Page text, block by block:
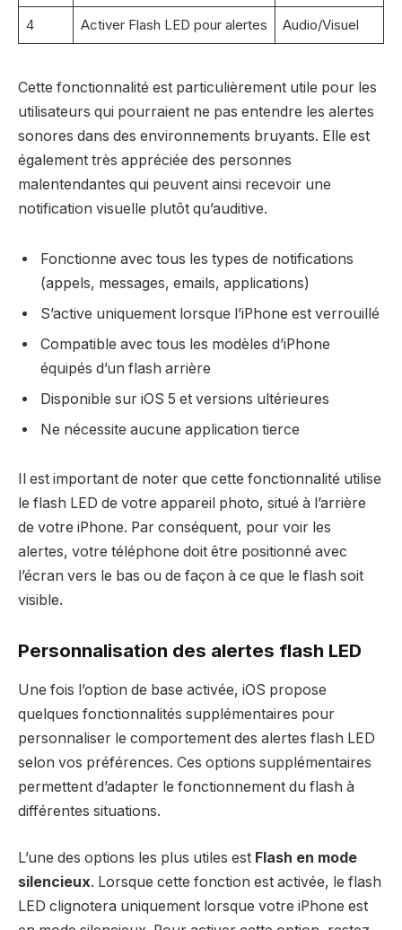
4 Activer Flash LED pour alertes Audio/Visuel
Cette fonctionnalité est particulièrement utile pour les
utilisateurs qui pourraient ne pas entendre les alertes
sonores dans des environnements bruyants. Elle est
également très appréciée des personnes
malentendantes qui peuvent ainsi recevoir une
notification visuelle plutôt qu’auditive.
Fonctionne avec tous les types de notifications
(appels, messages, emails, applications)
S’active uniquement lorsque l’iPhone est verrouillé
Compatible avec tous les modèles d’iPhone
équipés d’un flash arrière
Disponible sur iOS 5 et versions ultérieures
Ne nécessite aucune application tierce
Il est important de noter que cette fonctionnalité utilise
le flash LED de votre appareil photo, situé à l’arrière
de votre iPhone. Par conséquent, pour voir les
alertes, votre téléphone doit être positionné avec
l’écran vers le bas ou de façon à ce que le flash soit
visible.
Personnalisation des alertes flash LED
Une fois l’option de base activée, iOS propose
quelques fonctionnalités supplémentaires pour
personnaliser le comportement des alertes flash LED
selon vos préférences. Ces options supplémentaires
permettent d’adapter le fonctionnement du flash à
différentes situations.
L’une des options les plus utiles est Flash en mode
silencieux. Lorsque cette fonction est activée, le flash
LED clignotera uniquement lorsque votre iPhone est